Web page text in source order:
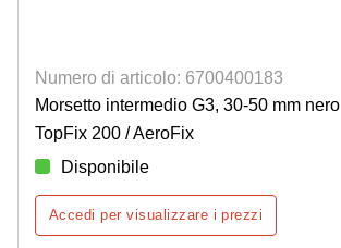
Numero di articolo: 6700400183
Morsetto intermedio G3, 30-50 mm nero
TopFix 200 / AeroFix
Disponibile
Accedi per visualizzare i prezzi